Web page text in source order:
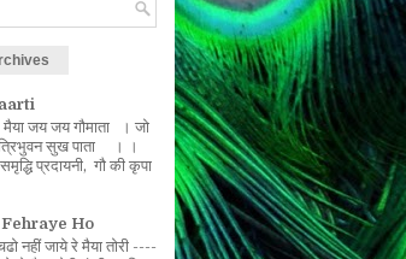
जय जय गौमाता । जो
त्रिभुवन सुख पाता । ।
प्रदायनी, गौ की कृपा
Ho
नहीं जाये रे मैया तोरी ----